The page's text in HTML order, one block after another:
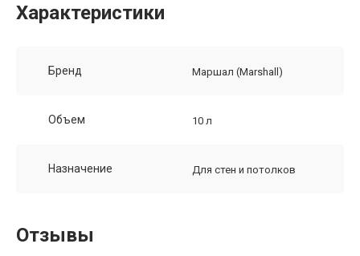
Характеристики
Бренд Маршал (Marshall)
Объем 10 л
Назначение Для стен и потолков
Отзывы